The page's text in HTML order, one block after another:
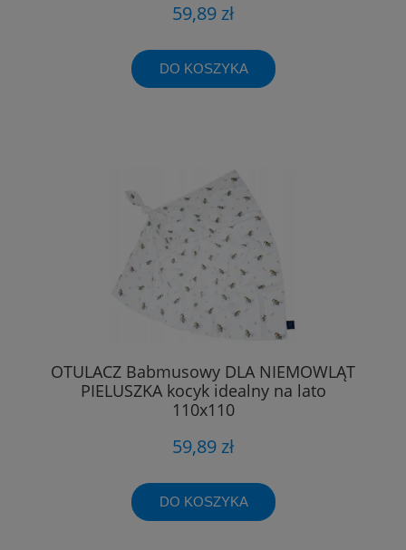
59,89 zł
DO KOSZYKA
OTULACZ Babmusowy DLA NIEMOWLĄT
PIELUSZKA kocyk idealny na lato
110x110
59,89 zł
DO KOSZYKA